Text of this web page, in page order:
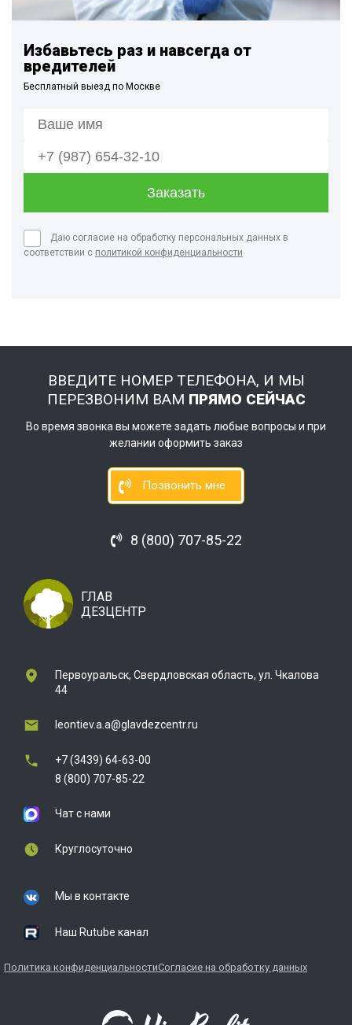
Избавьтесь раз и навсегда от
вредителей
Бесплатный выезд по Москве
Даю согласие на обработку персональных данных в
соответствии с политикой конфиденциальности
ВВЕДИТЕ НОМЕР ТЕЛЕФОНА, И МЫ
ПЕРЕЗВОНИМ ВАМ ПРЯМО СЕЙЧАС
Во время звонка вы можете задать любые вопросы и при
желании оформить заказ
Позвонить мне
8 (800) 707-85-22
ГЛАВ
ДЕЗЦЕНТР
Первоуральск, Свердловская область, ул. Чкалова
44
leontiev.a.a@glavdezcentr.ru
+7 (3439) 64-63-00
8 (800) 707-85-22
Чат с нами
Круглосуточно
Мы в контакте
Наш Rutube канал
Политика конфиденциальностиСогласие на обработку данных